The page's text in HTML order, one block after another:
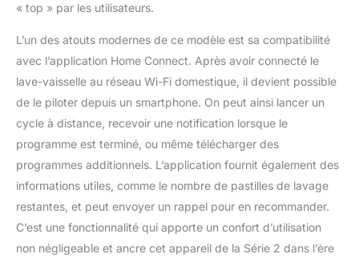
« top » par les utilisateurs.
L’un des atouts modernes de ce modèle est sa compatibilité
avec l’application Home Connect. Après avoir connecté le
lave-vaisselle au réseau Wi-Fi domestique, il devient possible
de le piloter depuis un smartphone. On peut ainsi lancer un
cycle à distance, recevoir une notification lorsque le
programme est terminé, ou même télécharger des
programmes additionnels. L’application fournit également des
informations utiles, comme le nombre de pastilles de lavage
restantes, et peut envoyer un rappel pour en recommander.
C’est une fonctionnalité qui apporte un confort d’utilisation
non négligeable et ancre cet appareil de la Série 2 dans l’ère